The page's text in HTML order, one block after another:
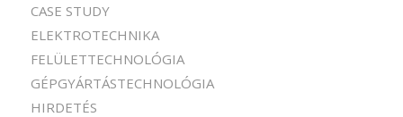
CASE STUDY
ELEKTROTECHNIKA
FELÜLETTECHNOLÓGIA
GÉPGYÁRTÁSTECHNOLÓGIA
HIRDETÉS